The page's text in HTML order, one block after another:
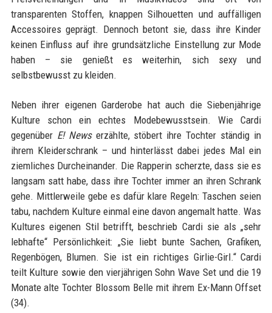
transparenten Stoffen, knappen Silhouetten und auffälligen
Accessoires geprägt. Dennoch betont sie, dass ihre Kinder
keinen Einfluss auf ihre grundsätzliche Einstellung zur Mode
haben – sie genießt es weiterhin, sich sexy und
selbstbewusst zu kleiden.
Neben ihrer eigenen Garderobe hat auch die Siebenjährige
Kulture schon ein echtes Modebewusstsein. Wie Cardi
gegenüber E! Newserzählte, stöbert ihre Tochter ständig in
ihrem Kleiderschrank – und hinterlässt dabei jedes Mal ein
ziemliches Durcheinander. Die Rapperin scherzte, dass sie es
langsam satt habe, dass ihre Tochter immer an ihren Schrank
gehe. Mittlerweile gebe es dafür klare Regeln: Taschen seien
tabu, nachdem Kulture einmal eine davon angemalt hatte. Was
Kultures eigenen Stil betrifft, beschrieb Cardi sie als „sehr
lebhafte“ Persönlichkeit: „Sie liebt bunte Sachen, Grafiken,
Regenbögen, Blumen. Sie ist ein richtiges Girlie-Girl.“ Cardi
teilt Kulture sowie den vierjährigen Sohn Wave Set und die 19
Monate alte Tochter Blossom Belle mit ihrem Ex-Mann Offset
(34).